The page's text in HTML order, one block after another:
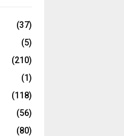
R
C
(37)
(5)
(210)
(1)
(118)
(56)
(80)